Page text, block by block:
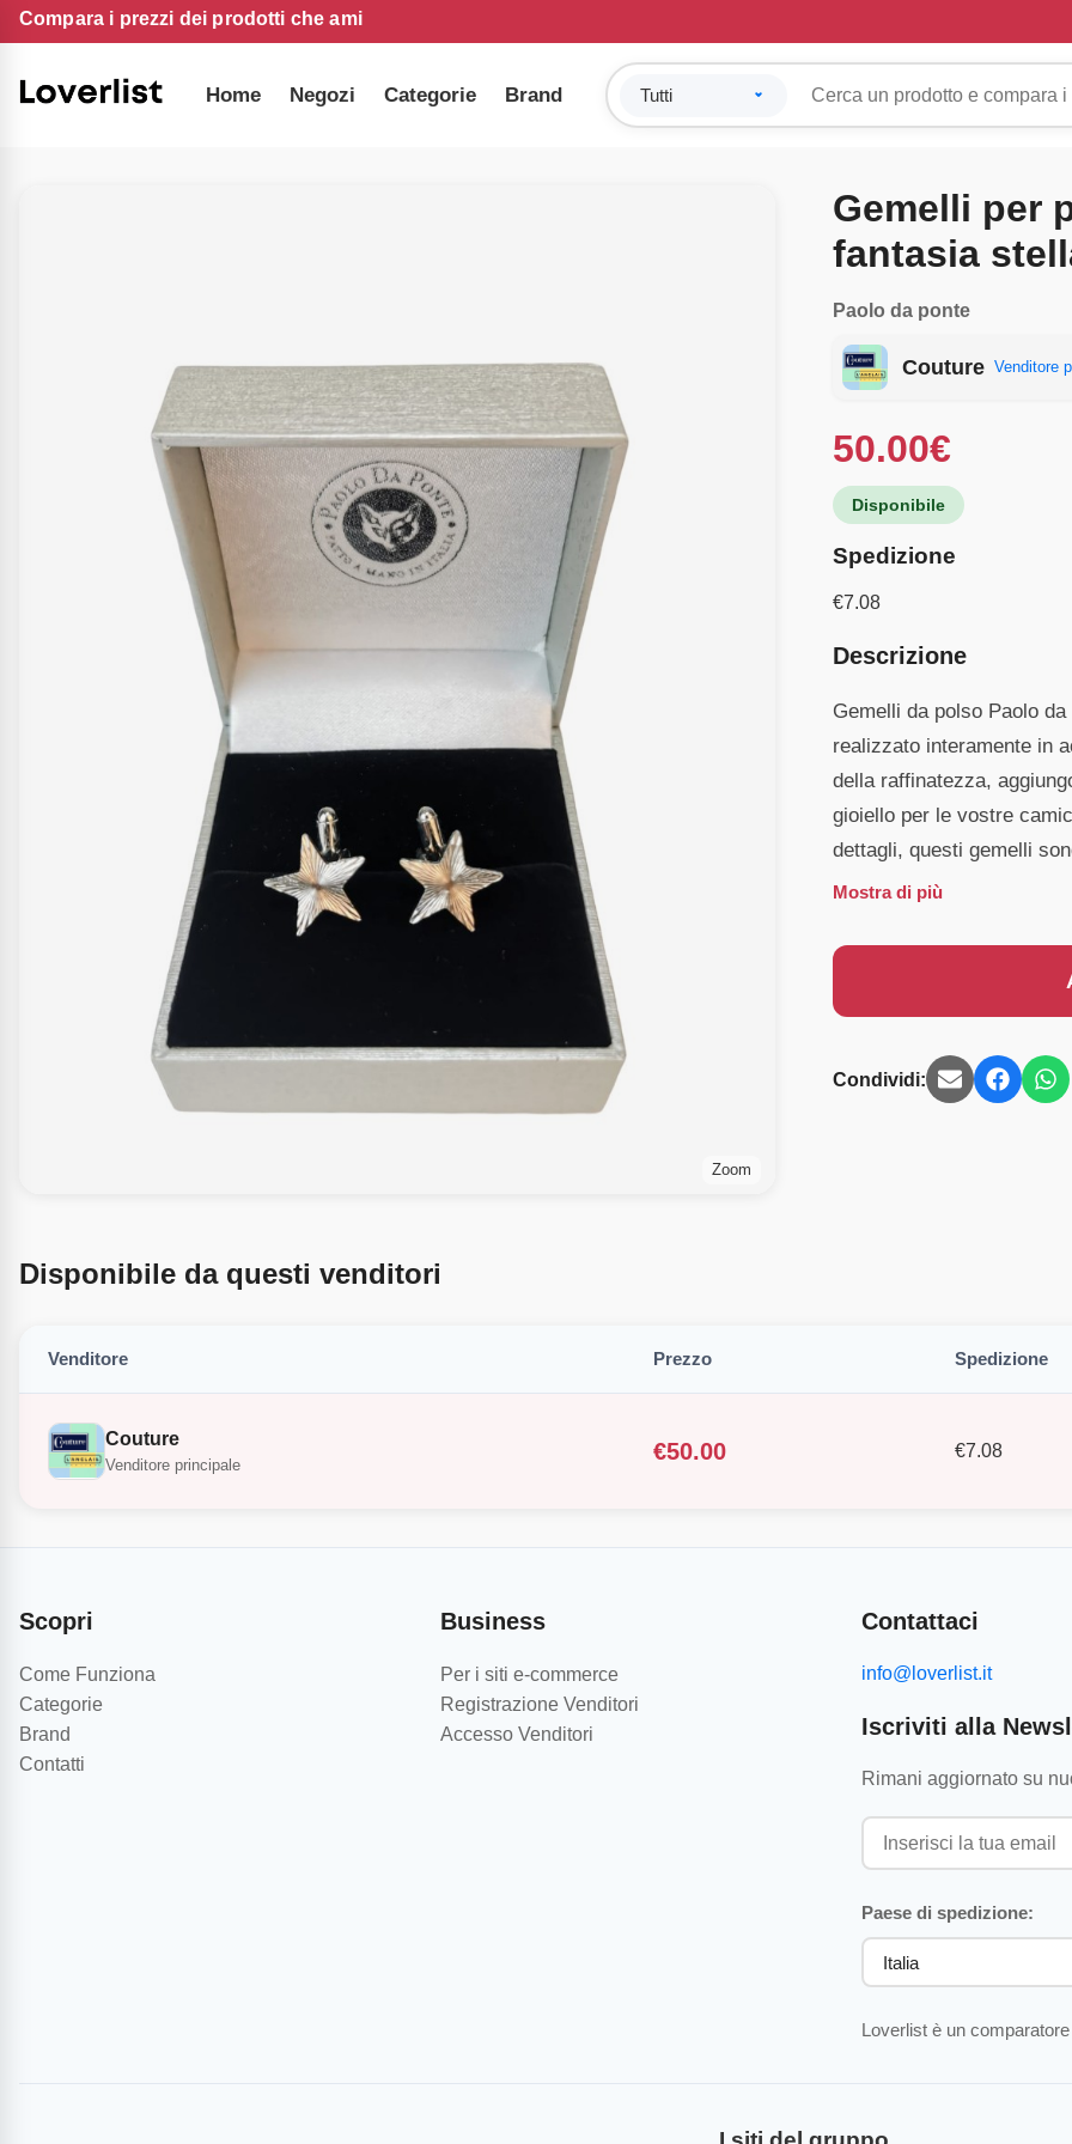
Compara i prezzi dei prodotti che ami
Home Negozi Categorie Brand
Zoom
Gemelli per
fantasia
Paolo da ponte
Couture Venditore
50.00€
Disponibile
Spedizione
€7.08
Descrizione
Gemelli da polso Paolo
realizzato interamente in
della raffinatezza,
gioiello per le vostre
dettagli, questi gemelli
Mostra di più
Condividi:
Disponibile da questi venditori
Venditore Prezzo Spedizione
Couture
Venditore principale
€50.00 €7.08
Scopri
Come Funziona
Categorie
Brand
Contatti
Business
Per i siti e-commerce
Registrazione Venditori
Accesso Venditori
Contattaci
info@loverlist.it
Iscriviti alla
Rimani aggiornato su
Paese di spedizione:
Loverlist è un